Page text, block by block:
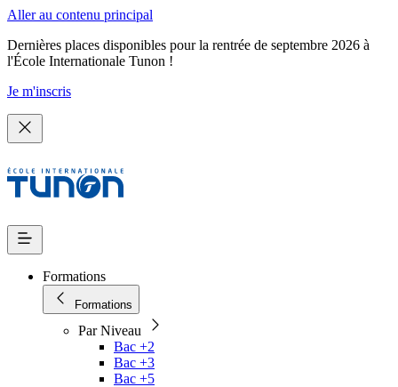
Aller au contenu principal
Dernières places disponibles pour la rentrée de septembre 2026 à
l'École Internationale Tunon !
Je m'inscris
Formations
Formations
Par Niveau
Bac +2
Bac +3
Bac +5